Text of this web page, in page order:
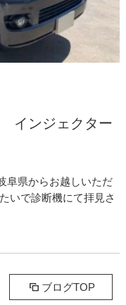
インジェクター
阜県からお越しいただ
いで診断機にて拝見さ
ブログTOP